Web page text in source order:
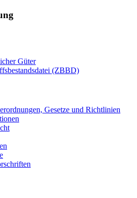
Güter
(ZBBD)
Gesetze und Richtlinien